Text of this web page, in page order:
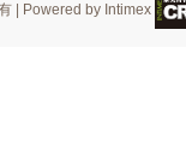
| Powered by Intimex